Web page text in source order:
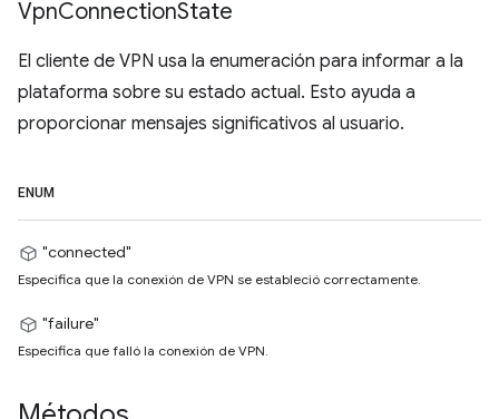
VpnConnectionState
El cliente de VPN usa la enumeración para informar a la
plataforma sobre su estado actual. Esto ayuda a
proporcionar mensajes significativos al usuario.
ENUM
"connected"
Especifica que la conexión de VPN se estableció correctamente.
"failure"
Especifica que falló la conexión de VPN.